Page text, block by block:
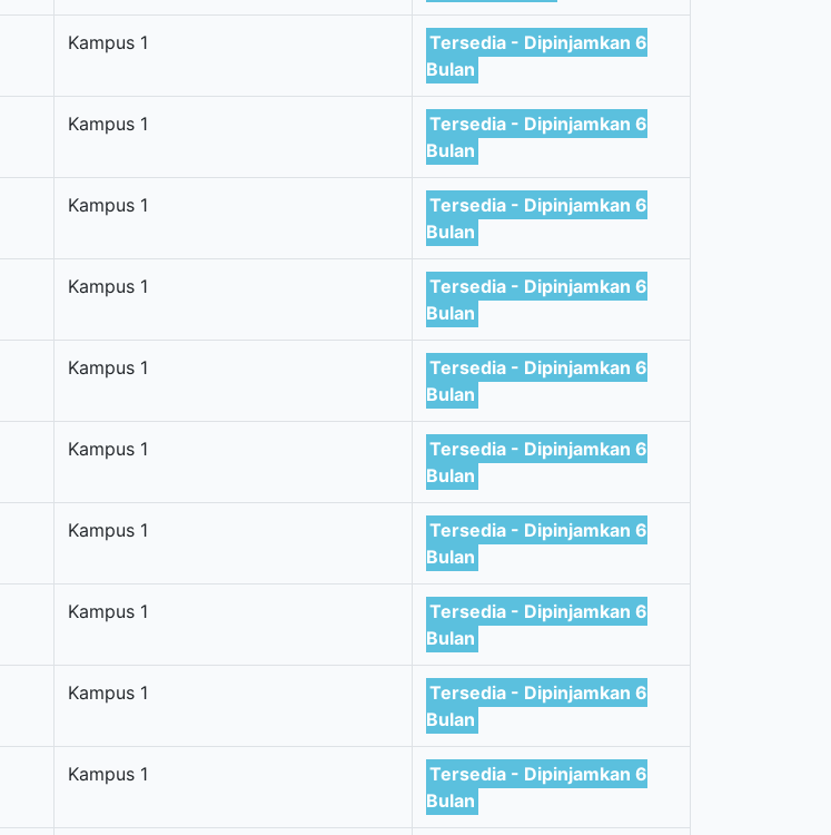
Kampus 1
Tersedia - Dipinjamkan 6
Bulan
Kampus 1
Tersedia - Dipinjamkan 6
Bulan
Kampus 1
Tersedia - Dipinjamkan 6
Bulan
Kampus 1
Tersedia - Dipinjamkan 6
Bulan
Kampus 1
Tersedia - Dipinjamkan 6
Bulan
Kampus 1
Tersedia - Dipinjamkan 6
Bulan
Kampus 1
Tersedia - Dipinjamkan 6
Bulan
Kampus 1
Tersedia - Dipinjamkan 6
Bulan
Kampus 1
Tersedia - Dipinjamkan 6
Bulan
Kampus 1
Tersedia - Dipinjamkan 6
Bulan